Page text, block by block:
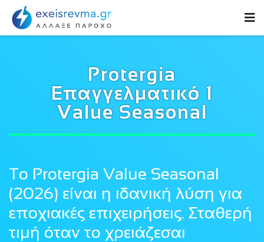
Protergia
Επαγγελματικό 1
Value Seasonal
Το Protergia Value Seasonal
(2026) είναι η ιδανική λύση για
εποχιακές επιχειρήσεις. Σταθερή
τιμή όταν το χρειάζεσαι